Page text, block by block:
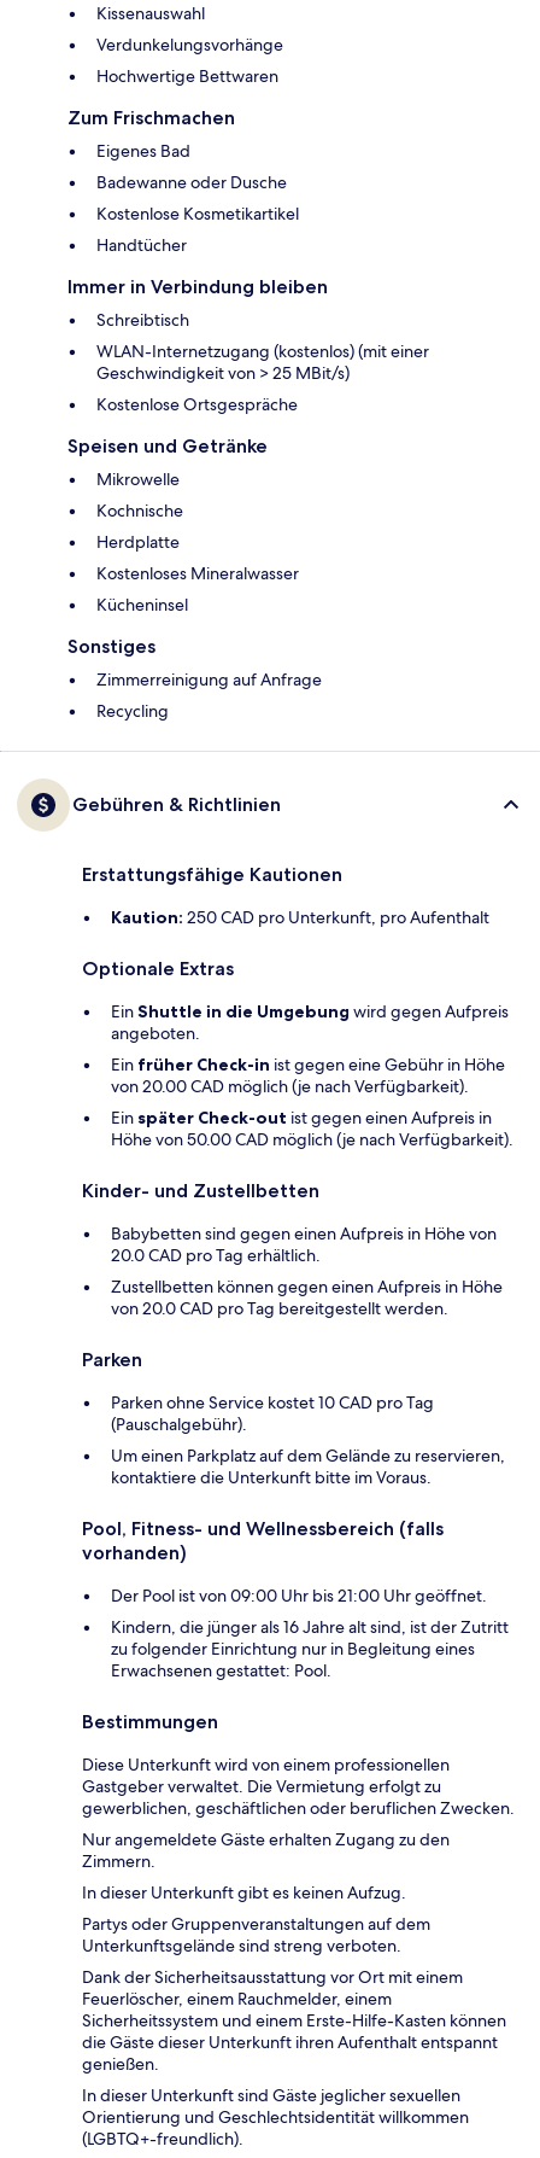
Kissenauswahl
Verdunkelungsvorhänge
Hochwertige Bettwaren
Zum Frischmachen
Eigenes Bad
Badewanne oder Dusche
Kostenlose Kosmetikartikel
Handtücher
Immer in Verbindung bleiben
Schreibtisch
WLAN-Internetzugang (kostenlos) (mit einer
Geschwindigkeit von > 25 MBit/s)
Kostenlose Ortsgespräche
Speisen und Getränke
Mikrowelle
Kochnische
Herdplatte
Kostenloses Mineralwasser
Kücheninsel
Sonstiges
Zimmerreinigung auf Anfrage
Recycling
Gebühren & Richtlinien
Erstattungsfähige Kautionen
Kaution: 250 CAD pro Unterkunft, pro Aufenthalt
Optionale Extras
EinShuttle in die Umgebung wird gegen Aufpreis
angeboten.
Ein früher Check-in ist gegen eine Gebühr in Höhe
von 20.00 CAD möglich (je nach Verfügbarkeit).
Ein später Check-out ist gegen einen Aufpreis in
Höhe von 50.00 CAD möglich (je nach Verfügbarkeit).
Kinder- und Zustellbetten
Babybetten sind gegen einen Aufpreis in Höhe von
20.0 CAD pro Tag erhältlich.
Zustellbetten können gegen einen Aufpreis in Höhe
von 20.0 CAD pro Tag bereitgestellt werden.
Parken
Parken ohne Service kostet 10 CAD pro Tag
(Pauschalgebühr).
Um einen Parkplatz auf dem Gelände zu reservieren,
kontaktiere die Unterkunft bitte im Voraus.
Pool, Fitness- und Wellnessbereich (falls
vorhanden)
Der Pool ist von 09:00 Uhr bis 21:00 Uhr geöffnet.
Kindern, die jünger als 16 Jahre alt sind, ist der Zutritt
zu folgender Einrichtung nur in Begleitung eines
Erwachsenen gestattet: Pool.
Bestimmungen
Diese Unterkunft wird von einem professionellen
Gastgeber verwaltet. Die Vermietung erfolgt zu
gewerblichen, geschäftlichen oder beruflichen Zwecken.
Nur angemeldete Gäste erhalten Zugang zu den
Zimmern.
In dieser Unterkunft gibt es keinen Aufzug.
Partys oder Gruppenveranstaltungen auf dem
Unterkunftsgelände sind streng verboten.
Dank der Sicherheitsausstattung vor Ort mit einem
Feuerlöscher, einem Rauchmelder, einem
Sicherheitssystem und einem Erste-Hilfe-Kasten können
die Gäste dieser Unterkunft ihren Aufenthalt entspannt
genießen.
In dieser Unterkunft sind Gäste jeglicher sexuellen
Orientierung und Geschlechtsidentität willkommen
(LGBTQ+-freundlich).